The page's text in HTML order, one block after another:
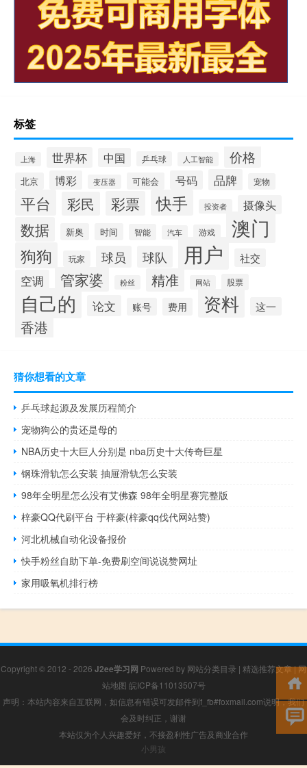
标签
上海 世界杯 中国 乒乓球 人工智能 价格
北京 博彩 变压器 可能会 号码 品牌 宠物
平台 彩民 彩票 快手 投资者 摄像头
数据 新奥 时间 智能 汽车 游戏 澳门
狗狗 玩家 球员 球队 用户 社交
空调 管家婆 粉丝 精准 网站 股票
自己的 论文 账号 费用 资料 这一
香港
猜你想看的文章
乒乓球起源及发展历程简介
宠物狗公的贵还是母的
NBA历史十大巨人分别是 nba历史十大传奇巨星
钢珠滑轨怎么安装 抽屉滑轨怎么安装
98年全明星怎么没有艾佛森 98年全明星赛完整版
梓豪QQ代刷平台 于梓豪(梓豪qq伐代网站赞)
河北机械自动化设备报价
快手粉丝自助下单-免费刷空间说说赞网址
家用吸氧机排行榜
Copyright © 2012 - 2026 J2ee学习网 Powered by 网站分类目录 | 精选推荐文章|网
站地图 皖ICP备11013507号
声明：本站内容来自互联网，如信息有错误可发邮件到f_fb#foxmail.com说明，我们
会及时纠正，谢谢
本站仅为个人兴趣爱好，不接盈利性广告及商业合作
小男孩